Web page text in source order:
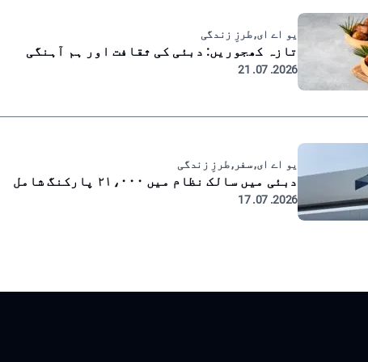
یو اے ای, طرزِ زندگی
تازہ کھجوریں: دبئی کی ثقافت اور ہم آہنگی
2026. 07. 21
یو اے ای, سفر, طرزِ زندگی
دبئی میں سالک نظام میں ۲۱،۰۰۰ پارکنگ شامل
2026. 07. 17